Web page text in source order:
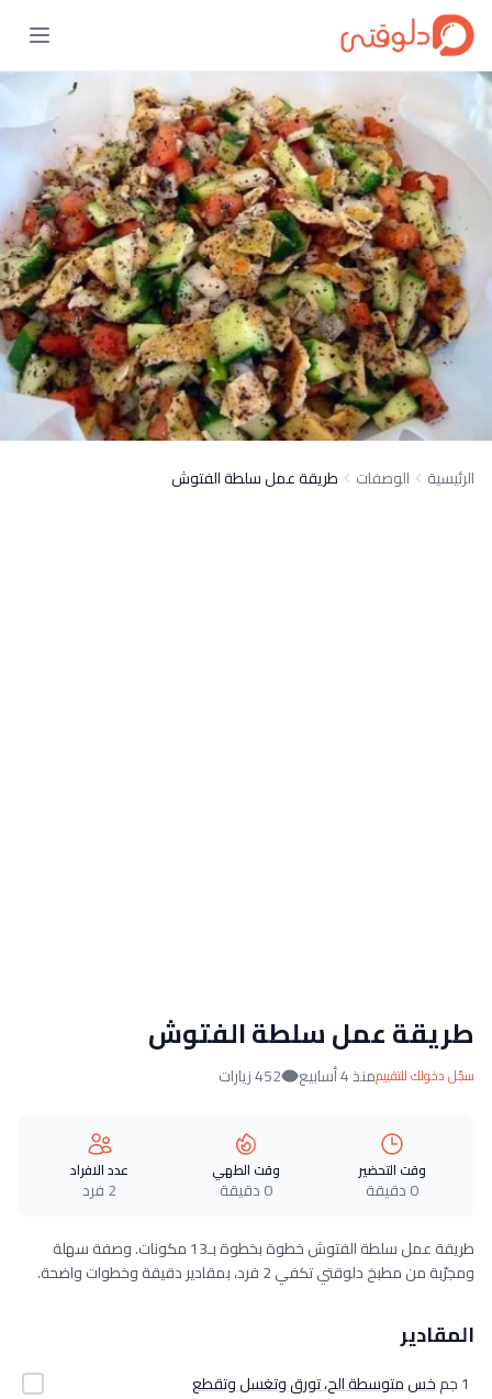
الرئيسية الوصفات طريقة عمل سلطة الفتوش
طريقة عمل سلطة الفتوش
سجّل دخولك للتقييممنذ 4 أسابيع 452 زيارات
وقت التحضير
0 دقيقة
وقت الطهي
0 دقيقة
عدد الافراد
2 فرد
طريقة عمل سلطة الفتوش خطوة بخطوة بـ13 مكونات. وصفة سهلة
ومجرّبة من مطبخ دلوقتي تكفي 2 فرد، بمقادير دقيقة وخطوات واضحة.
المقادير
1 جم
خس متوسطة الح، تورق وتغسل وتقطع